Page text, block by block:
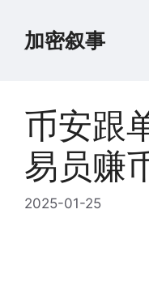
加密叙事
币安跟
易员赚
2025-01-25